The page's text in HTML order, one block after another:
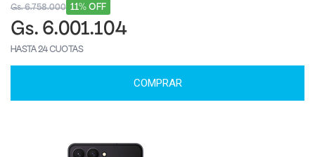
11% OFF
Gs. 6.758.000
Gs. 6.001.104
HASTA 24 CUOTAS
COMPRAR